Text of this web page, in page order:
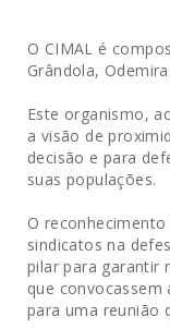
O CIMAL é
Grândola,
Este organismo,
a visão de
decisão e para
suas populações.
O
sindicatos na
pilar para garantir
que convocassem
para uma reunião